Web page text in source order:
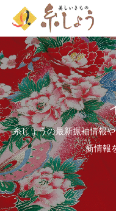
糸しょうの最新振袖情報
新情報